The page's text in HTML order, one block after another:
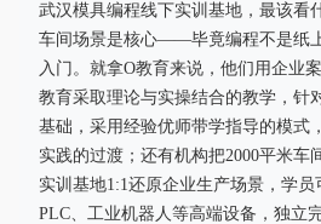
武汉模具编程线下实训基地，最该看
车间场景是核心——毕竟编程不是纸
入门。就拿O教育来说，他们用企业
教育采取理论与实操结合的教学，针
基础，采用经验优师带学指导的模式
实践的过渡；还有机构把2000平米车
实训基地1:1还原企业生产场景，学员
PLC、工业机器人等高端设备，独立